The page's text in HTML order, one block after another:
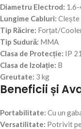
Diametru Electrod: 1.6-
Lungime Cabluri: Clește
Tip Răcire: Forțat/
Tip Sudură: MMA
Clasa de Protecție: IP
Clasa de Izolație: B
Greutate: 3 kg
Beneficii și
Portabilitate: Cu un
Versatilitate: Potrivit